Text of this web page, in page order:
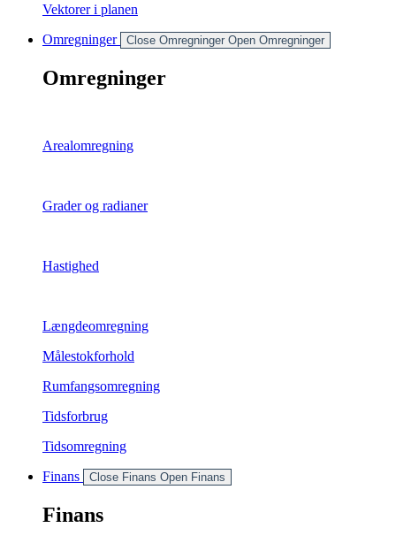
Vektorer i planen
Omregninger
Close Omregninger Open Omregninger
Omregninger
Arealomregning
Grader og radianer
Hastighed
Længdeomregning
Målestokforhold
Rumfangsomregning
Tidsforbrug
Tidsomregning
Finans
Close Finans Open Finans
Finans